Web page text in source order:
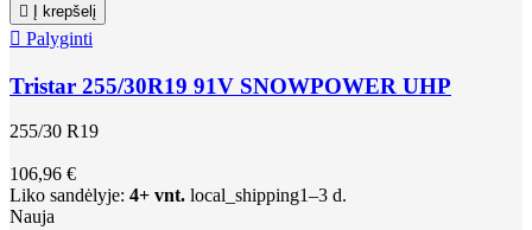

Į krepšelį
 Palyginti
Tristar 255/30R19 91V SNOWPOWER UHP
255/30 R19
106,96 €
Liko sandėlyje: 4+ vnt. local_shipping1–3 d.
Nauja